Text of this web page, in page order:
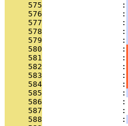
     575
                 :
     576
                 :
     577
                 :
     578
                 :
     579
                 :
     580
                 :
     581
                 :
     582
                 :
     583
                 :
     584
                 :
     585
                 :
     586
     587
     588
                 :